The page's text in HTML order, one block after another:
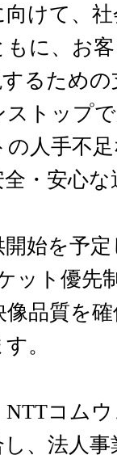
けて、
に、お
るため
トップ
人手不
・安心
始を予
ット優先
品質を
。
NTTコム
、法人